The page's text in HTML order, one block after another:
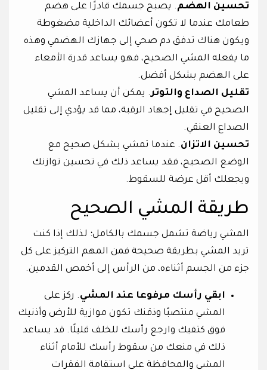
تحسين الهضم. يصبح جسمك قادرًا على هضم
طعامك عندما لا تكون أعضائك الداخلية مضغوطة
ويكون هناك تدفق دم صحي إلى جهازك الهضمي وهذه
ما يفعله المشي الصحيح، فهو يساعد قدرة الأمعاء
على الهضم بشكل أفضل.
تقليل الصداع والتوتر. يمكن أن يساعد المشي
الصحيح في تقليل إجهاد الرقبة، مما قد يؤدي إلى تقليل
الصداع العنقي.
تحسين الاتزان. عندما تمشي بشكل صحيح مع
الوضع الصحيح، فقد يساعد ذلك في تحسين توازنك
ويجعلك أقل عرضة للسقوط.
طريقة المشي الصحيح
المشي رياضة تشمل جسمك بالكامل؛ لذلك إذا كنت
تريد المشي بطريقة صحيحة فمن المهم التركيز على كل
جزء من الجسم أثناءه، من الرأس إلى أخمص القدمين.
ابقي رأسك مرفوعا عند المشي. ركز على
المشي منتصبًا وذقنك تكون موازية للأرض وأذنيك
فوق كتفيك وارجع رأسك للخلف قليلًا. قد يساعد
ذلك في منعك من سقوط رأسك للأمام أثناء
المشي والمحافظة على استقامة الفقرات